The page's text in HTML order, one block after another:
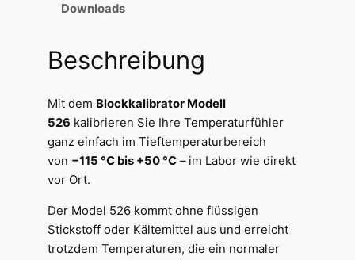
Downloads
Beschreibung
Mit dem Blockkalibrator Modell
526 kalibrieren Sie Ihre Temperaturfühler
ganz einfach im Tieftemperaturbereich
von −115 °C bis +50 °C– im Labor wie direkt
vor Ort.
Der Model 526 kommt ohne flüssigen
Stickstoff oder Kältemittel aus und erreicht
trotzdem Temperaturen, die ein normaler